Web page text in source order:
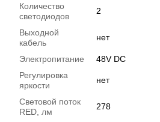
Количество
светодиодов
2
Выходной
кабель
нет
Электропитание
48V DC
Регулировка
яркости
нет
Световой поток
RED, лм
278